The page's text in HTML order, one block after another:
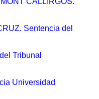
Sentencia del
Tribunal
Universidad